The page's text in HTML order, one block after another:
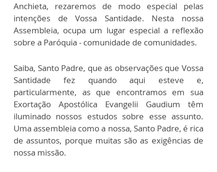
Anchieta, rezaremos de modo especial pelas
intenções de Vossa Santidade. Nesta nossa
Assembleia, ocupa um lugar especial a reflexão
sobre a Paróquia - comunidade de comunidades.
Saiba, Santo Padre, que as observações que Vossa
Santidade fez quando aqui esteve e,
particularmente, as que encontramos em sua
Exortação Apostólica Evangelii Gaudium têm
iluminado nossos estudos sobre esse assunto.
Uma assembleia como a nossa, Santo Padre, é rica
de assuntos, porque muitas são as exigências de
nossa missão.